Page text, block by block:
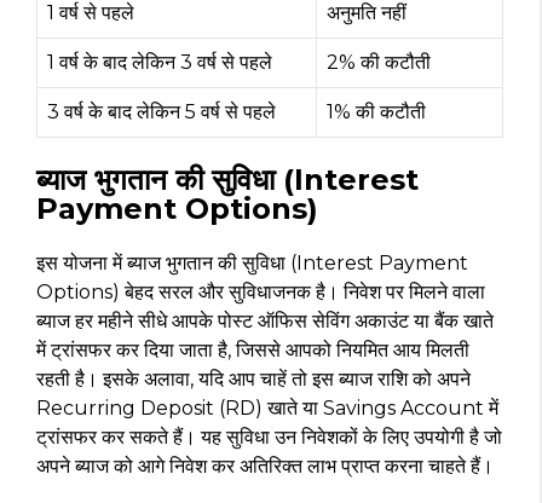
1 वर्ष से पहले अनुमति नहीं
1 वर्ष के बाद लेकिन 3 वर्ष से पहले 2% की कटौती
3 वर्ष के बाद लेकिन 5 वर्ष से पहले 1% की कटौती
ब्याज भुगतान की सुविधा (Interest
Payment Options)
इस योजना में ब्याज भुगतान की सुविधा (Interest Payment
Options) बेहद सरल और सुविधाजनक है। निवेश पर मिलने वाला
ब्याज हर महीने सीधे आपके पोस्ट ऑफिस सेविंग अकाउंट या बैंक खाते
में ट्रांसफर कर दिया जाता है, जिससे आपको नियमित आय मिलती
रहती है। इसके अलावा, यदि आप चाहें तो इस ब्याज राशि को अपने
Recurring Deposit (RD) खाते या Savings Account में
ट्रांसफर कर सकते हैं। यह सुविधा उन निवेशकों के लिए उपयोगी है जो
अपने ब्याज को आगे निवेश कर अतिरिक्त लाभ प्राप्त करना चाहते हैं।